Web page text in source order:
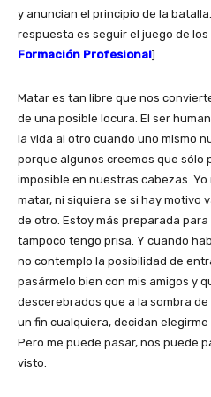
y anuncian el principio de la
respuesta es seguir el juego de
Formación Profesional]
Matar es tan libre que nos
de una posible locura. El ser
la vida al otro cuando uno mismo
porque algunos creemos que sólo
imposible en nuestras cabezas.
matar, ni siquiera se si hay motivo
de otro. Estoy más preparada para
tampoco tengo prisa. Y cuando
no contemplo la posibilidad de
pasármelo bien con mis amigos y
descerebrados que a la sombra
un fin cualquiera, decidan elegirme
Pero me puede pasar, nos puede
visto.